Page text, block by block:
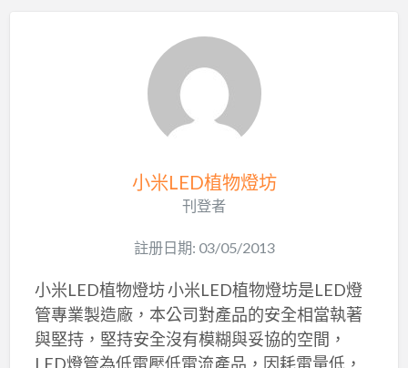
小米LED植物燈坊
刊登者
註册日期: 03/05/2013
小米LED植物燈坊 小米LED植物燈坊是LED燈
管專業製造廠，本公司對產品的安全相當執著
與堅持，堅持安全沒有模糊與妥協的空間，
LED燈管為低電壓低電流產品，因耗電量低，